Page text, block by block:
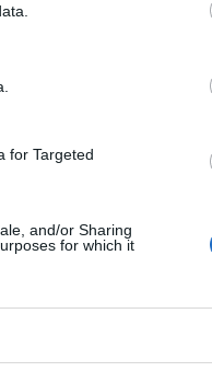
for Targeted
and/or Sharing
for which it
katastrofišką karo